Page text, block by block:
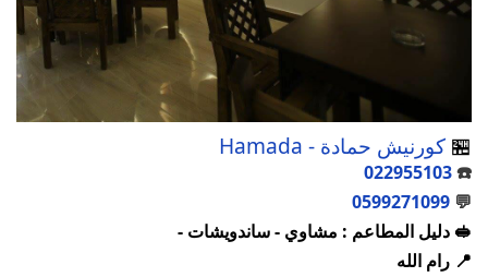
🏪 كورنيش حمادة - Hamada
☎️
022955103
💬
0599271099
🥪 دليل المطاعم : مشاوي - ساندويشات -
📍 رام الله